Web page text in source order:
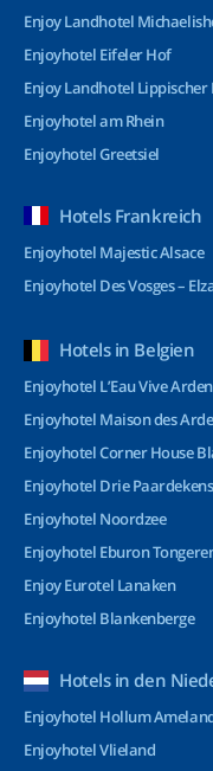
Enjoy Landhotel
Enjoyhotel Eifeler Hof
Enjoy Landhotel Lippischer
Enjoyhotel am Rhein
Enjoyhotel Greetsiel
Hotels Frankreich
Enjoyhotel Majestic Alsace
Enjoyhotel Des Vosges –
Hotels in Belgien
Enjoyhotel L’Eau Vive
Enjoyhotel Maison des
Enjoyhotel Corner House
Enjoyhotel Drie
Enjoyhotel Noordzee
Enjoyhotel Eburon
Enjoy Eurotel Lanaken
Enjoyhotel Blankenberge
Hotels in den
Enjoyhotel Hollum
Enjoyhotel Vlieland